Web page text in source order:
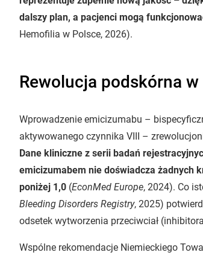
dalszy plan, a pacjenci mogą
Hemofilia w Polsce, 2026).
Rewolucja podskórna
Wprowadzenie emicizumabu –
aktywowanego czynnika VIII –
Dane kliniczne z serii badań
emicizumabem nie doświadcza żadnych
poniżej 1,0 (EconMed Europe, 2024). Co
Bleeding Disorders Registry, 2025)
odsetek wytworzenia przeciwciał
Wspólne rekomendacje Niemieckiego